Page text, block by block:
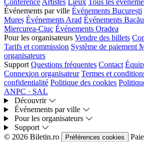
Conférence Artistes Lieux
Tous les
Événements par ville Événements București
Mureș Événements Arad Événements Bacău
Miercurea-Ciuc Événements Oradea
Pour les organisateurs Vendre des billets
Tarifs et commission Système de paiement
organisateurs
Support Questions fréquentes Contact
Connexion organisateur Termes et
confidentialité Politique des cookies
ANPC · SAL
Découvrir
Événements par ville
Pour les organisateurs
Support
© 2026 Biletin.ro
Préférences cookies